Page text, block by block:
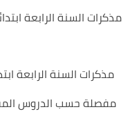
مذكرات السنة الرابعة
مذكرات السنة الرابعة
مفصلة حسب الدروس